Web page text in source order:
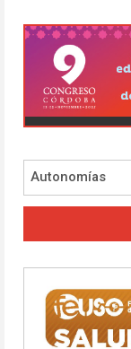
Autonomías